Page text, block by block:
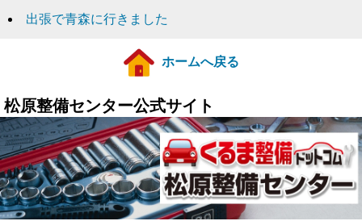
出張で青森に行きました
ホームへ戻る
松原整備センター公式サイト